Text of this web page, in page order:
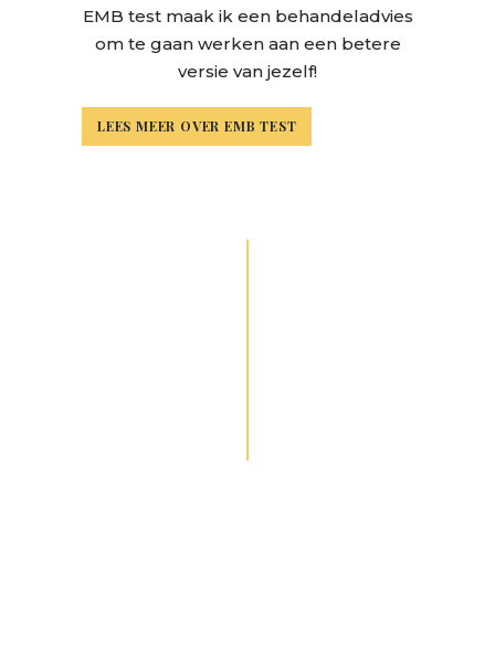
EMB test maak ik een behandeladvies
om te gaan werken aan een betere
versie van jezelf!
LEES MEER OVER EMB TEST